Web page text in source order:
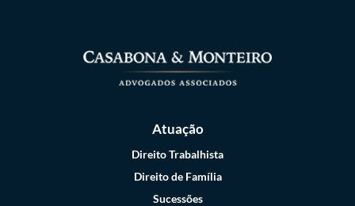
Atuação
Direito Trabalhista
Direito de Família
Sucessões